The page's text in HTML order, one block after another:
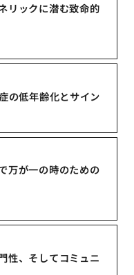
リックに潜む致命的
の低年齢化とサイン
万が一の時のための
性、そしてコミュニ